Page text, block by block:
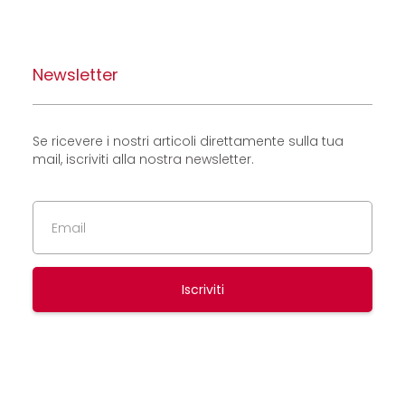
Newsletter
Se ricevere i nostri articoli direttamente sulla tua
mail, iscriviti alla nostra newsletter.
Iscriviti